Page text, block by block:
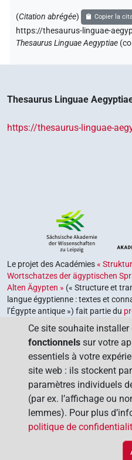
(Citation abrégée) Copier la
https://thesaurus-linguae-
Thesaurus Linguae Aegyptiae (
Thesaurus Linguae
https://thesaurus-linguae-
Le projet des Académies«
Wortschatzes der ägyptischen
Alten Ägypten » (« Structure et
langue égyptienne : textes et
l’Égypte antique ») fait partie du
le gouvernement fédéral et les
République fédérale d’Allemagne,
retrouver et explorer notre
coordonné par l’Union des
des lettres .
Ce site souhaite installer
fonctionnels sur votre
essentiels à votre
site web : ils stockent
paramètres individuels
(par ex. l’affichage ou
lemmes). Pour plus
politique de